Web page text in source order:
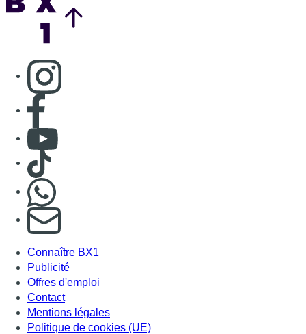
Consulter page Instagram
Consulter page Facebook
Consulter Youtube
Consulter TikTok
S'abonner à notre newsletter
Connaître BX1
Publicité
Offres d'emploi
Contact
Mentions légales
Politique de cookies (UE)